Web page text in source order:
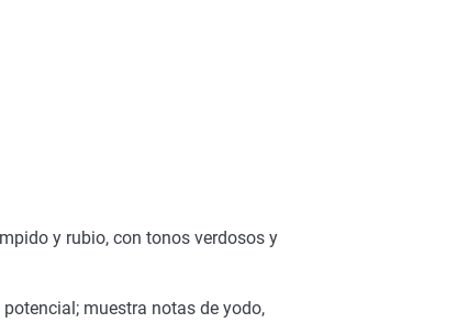
y rubio, con tonos verdosos y
muestra notas de yodo,